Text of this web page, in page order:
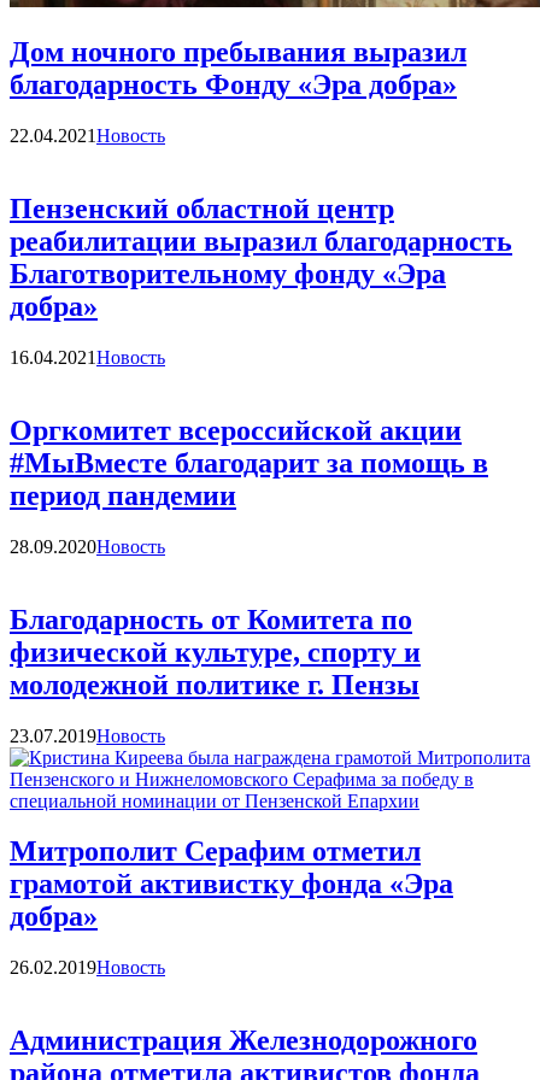
Дом ночного пребывания выразил
благодарность Фонду «Эра добра»
22.04.2021Категории
Новость
Пензенский областной центр
реабилитации выразил благодарность
Благотворительному фонду «Эра
добра»
16.04.2021Категории
Новость
Оргкомитет всероссийской акции
#МыВместе благодарит за помощь в
период пандемии
28.09.2020Категории
Новость
Благодарность от Комитета по
физической культуре, спорту и
молодежной политике г. Пензы
23.07.2019Категории
Новость
Митрополит Серафим отметил
грамотой активистку фонда «Эра
добра»
26.02.2019Категории
Новость
Администрация Железнодорожного
района отметила активистов фонда